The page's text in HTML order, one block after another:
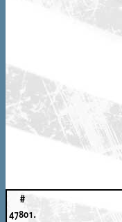
#
47801.